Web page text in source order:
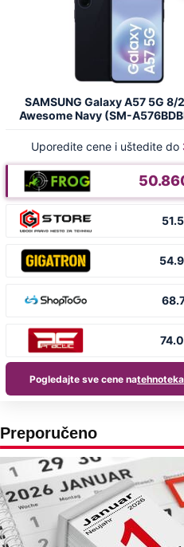
Preporučeno